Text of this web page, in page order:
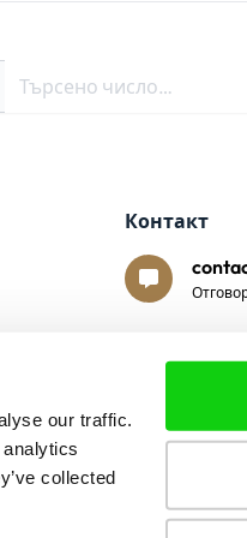
our traffic.
collected
Контакт
Сигурно